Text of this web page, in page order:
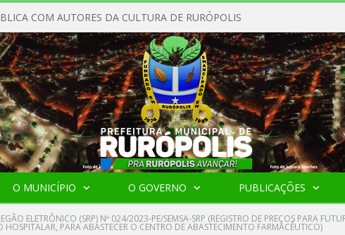
COM AUTORES DA CULTURA DE RURÓPOLIS
O MUNICÍPIO O GOVERNO PUBLICAÇÕES
ELETRÔNICO (SRP) Nº 024/2023-PE/SEMSA-SRP (REGISTRO DE PREÇOS PARA
PARA ABASTECER O CENTRO DE ABASTECIMENTO FARMACÊUTICO)